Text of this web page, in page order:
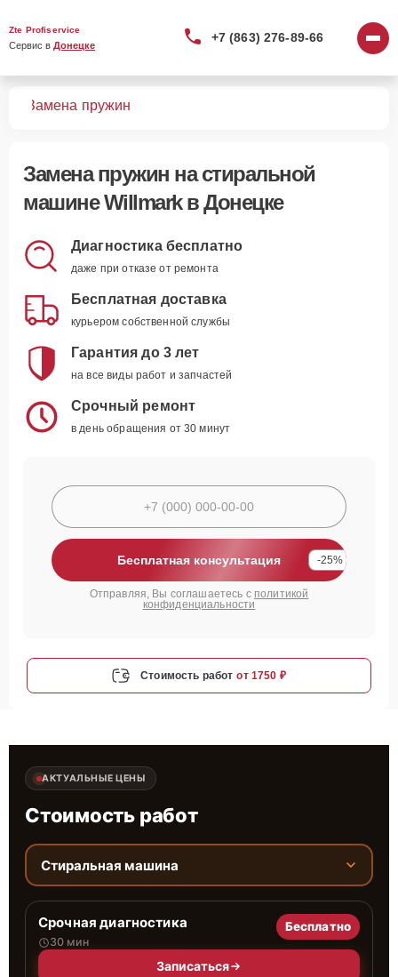
Zte Profiservice
Сервис в Донецке
+7 (863) 276-89-66
Замена пружин
Замена пружин на стиральной
машине Willmark в Донецке
Диагностика бесплатно
даже при отказе от ремонта
Бесплатная доставка
курьером собственной службы
Гарантия до 3 лет
на все виды работ и запчастей
Срочный ремонт
в день обращения от 30 минут
Бесплатная консультация -25%
Отправляя, Вы соглашаетесь с политикой
конфиденциальности
Стоимость работ от 1750 ₽
АКТУАЛЬНЫЕ ЦЕНЫ
Стоимость работ
Стиральная машина
Срочная диагностика
30 мин
Бесплатно
Записаться